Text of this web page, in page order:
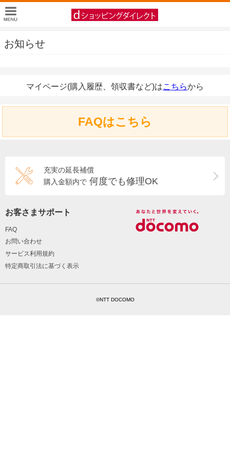
お知らせ
マイページ(購入履歴、領収書など)はこちらから
FAQはこちら
充実の延長補償
購入金額内で 何度でも修理OK
お客さまサポート
FAQ
お問い合わせ
サービス利用規約
特定商取引法に基づく表示
©NTT DOCOMO